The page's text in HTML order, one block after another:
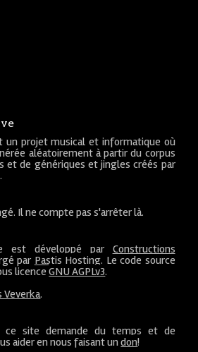
un projet musical et informatique où
aléatoirement à partir du corpus
et de génériques et jingles créés par
Il ne compte pas s'arrêter là.
est développé par Constructions
par Pastis Hosting. Le code source
licenceGNU AGPLv3.
Veverka.
ce site demande du temps et de
aider en nous faisant undon!